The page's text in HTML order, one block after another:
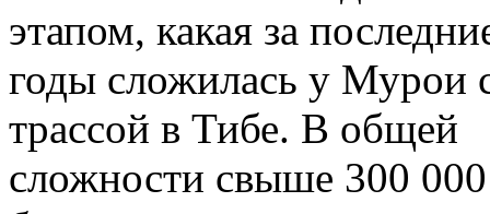
этапом, какая за
годы сложилась у Мурои
трассой в Тибе. В общей
сложности свыше 300 000